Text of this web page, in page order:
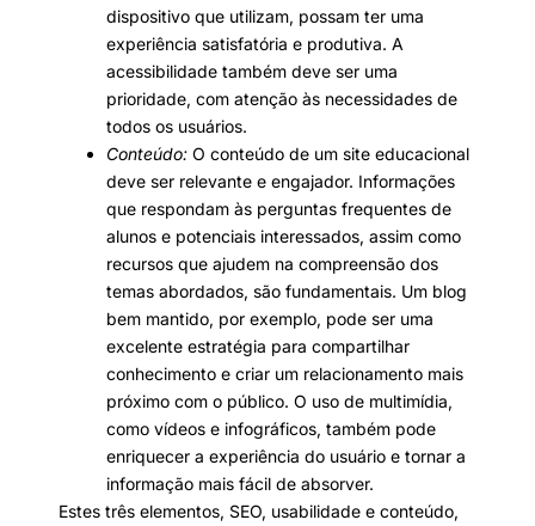
dispositivo que utilizam, possam ter uma
experiência satisfatória e produtiva. A
acessibilidade também deve ser uma
prioridade, com atenção às necessidades de
todos os usuários.
Conteúdo: O conteúdo de um site educacional
deve ser relevante e engajador. Informações
que respondam às perguntas frequentes de
alunos e potenciais interessados, assim como
recursos que ajudem na compreensão dos
temas abordados, são fundamentais. Um blog
bem mantido, por exemplo, pode ser uma
excelente estratégia para compartilhar
conhecimento e criar um relacionamento mais
próximo com o público. O uso de multimídia,
como vídeos e infográficos, também pode
enriquecer a experiência do usuário e tornar a
informação mais fácil de absorver.
Estes três elementos, SEO, usabilidade e conteúdo,